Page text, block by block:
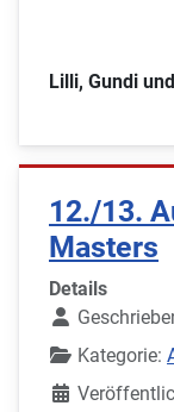
Lilli, Gundi
12./13.
Masters
Details
Kategorie: